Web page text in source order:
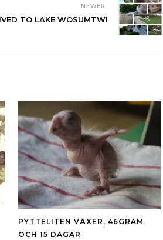
NEWER
TO LAKE WOSUMTWI
PYTTELITEN VÄXER, 46GRAM
OCH 15 DAGAR